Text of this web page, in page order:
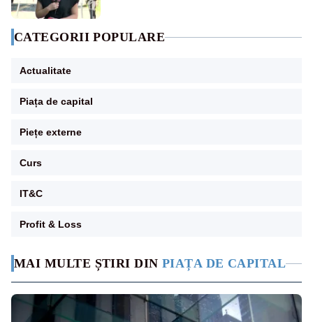
MAI MULTE ȘTIRI DIN PIAȚA DE CAPITAL
CATEGORII POPULARE
Actualitate
Piața de capital
Piețe externe
Curs
IT&C
Profit & Loss